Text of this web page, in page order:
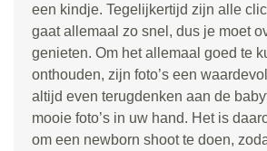
een kindje. Tegelijkertijd zijn alle
gaat allemaal zo snel, dus je moet
genieten. Om het allemaal goed te
onthouden, zijn foto’s een
altijd even terugdenken aan de
mooie foto’s in uw hand. Het is
om een newborn shoot te doen,